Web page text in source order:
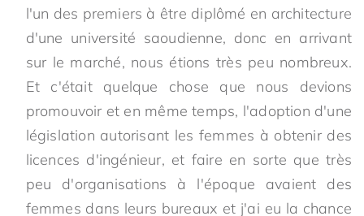
l'un des premiers à être diplômé en architecture
d'une université saoudienne, donc en arrivant
sur le marché, nous étions très peu nombreux.
Et c'était quelque chose que nous devions
promouvoir et en même temps, l'adoption d'une
législation autorisant les femmes à obtenir des
licences d'ingénieur, et faire en sorte que très
peu d'organisations à l'époque avaient des
femmes dans leurs bureaux et j'ai eu la chance